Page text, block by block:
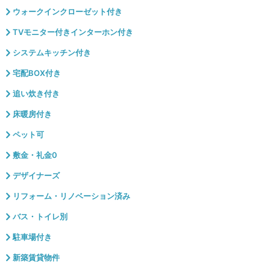
ウォークインクローゼット付き
TVモニター付きインターホン付き
システムキッチン付き
宅配BOX付き
追い炊き付き
床暖房付き
ペット可
敷金・礼金0
デザイナーズ
リフォーム・リノベーション済み
バス・トイレ別
駐車場付き
新築賃貸物件